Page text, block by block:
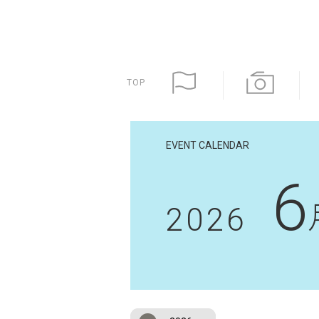
TOP
EVENT CALENDAR
2026 6